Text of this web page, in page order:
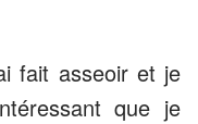
fait asseoir et je
que je